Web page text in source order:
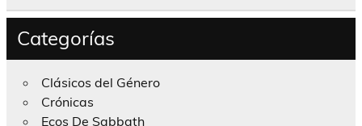
Categorías
Clásicos del Género
Crónicas
Ecos De Sabbath